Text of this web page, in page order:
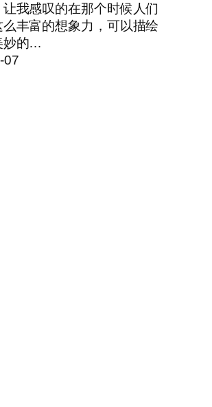
让我感叹的在那个时候人们
丰富的想象力，可以描绘
妙的…
07